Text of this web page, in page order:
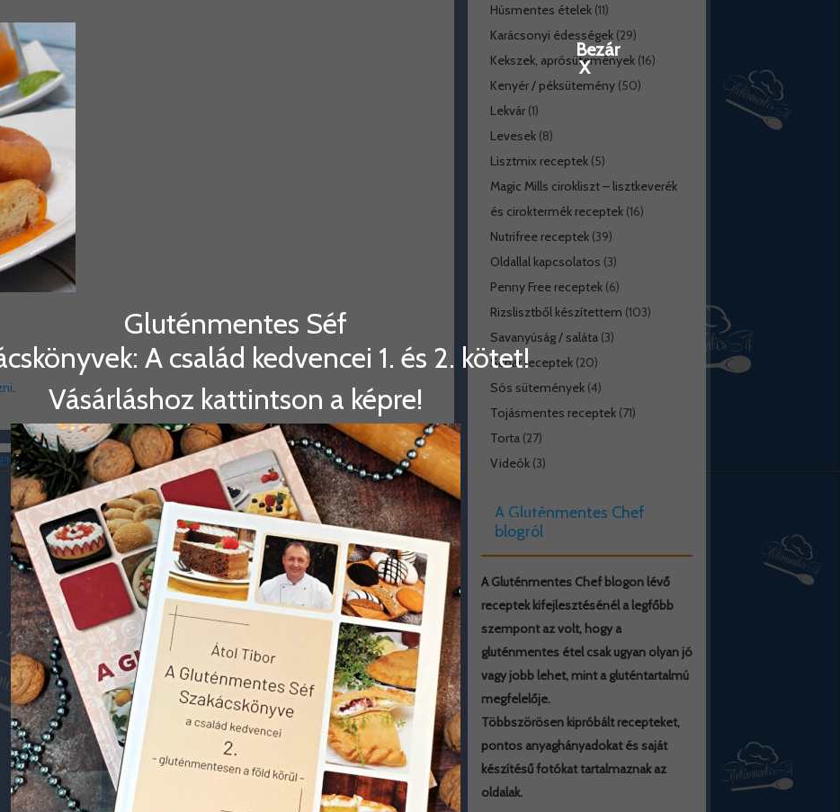
.
Húsmentes ételek(11)
Karácsonyi édességek(29)
Kekszek, aprósütemények(16)
Kenyér / péksütemény(50)
Lekvár(1)
Levesek(8)
Lisztmix receptek(5)
Magic Mills cirokliszt – lisztkeverék
és ciroktermék receptek(16)
Nutrifree receptek(39)
Oldallal kapcsolatos (3)
Penny Free receptek(6)
Rizslisztből készítettem (103)
Savanyúság / saláta(3)
Schar receptek(20)
Sós sütemények(4)
Tojásmentes receptek(71)
Torta(27)
Videók(3)
A Gluténmentes Chef
blogról
A Gluténmentes Chef blogon lévő
receptek kifejlesztésénél a legfőbb
szempont az volt, hogy a
gluténmentes étel csak ugyan olyan jó
vagy jobb lehet, mint a gluténtartalmú
megfelelője.
Többszörösen kipróbált recepteket,
pontos anyaghányadokat és saját
készítésű fotókat tartalmaznak az
oldalak.
Gluténmentes Séf
A család kedvencei 1. és 2. kötet!
Vásárláshoz kattintson a képre!
Bezár
X